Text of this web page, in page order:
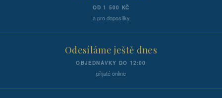
OD 1 500 KČ
a pro doposílky
Odesíláme ještě dnes
OBJEDNÁVKY DO 12:00
přijaté online